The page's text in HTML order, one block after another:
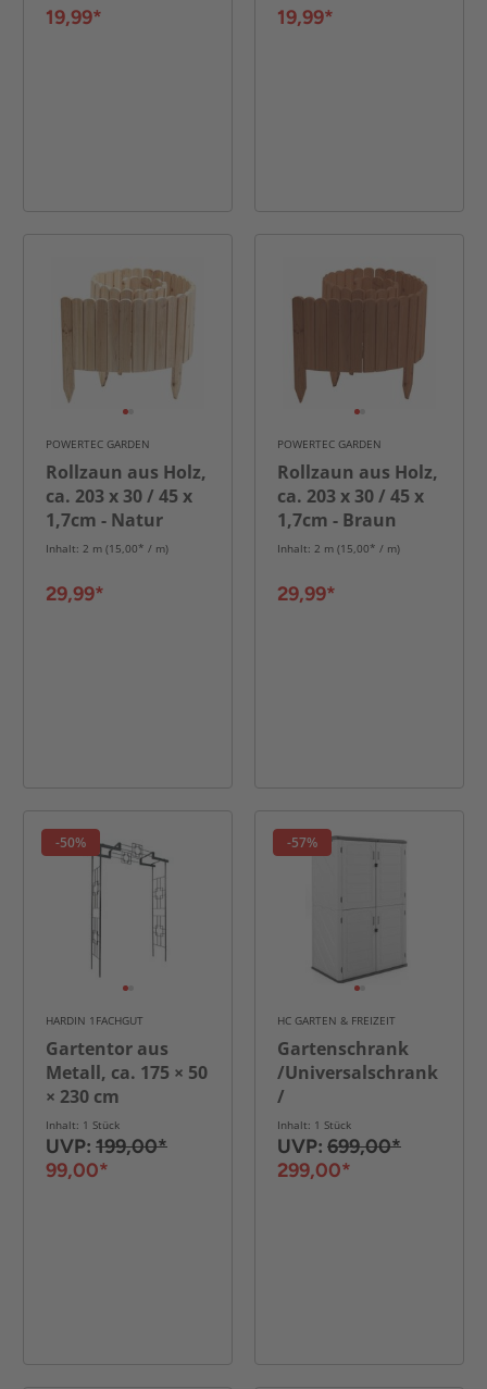
19,99* 19,99*
POWERTEC GARDEN
Rollzaun aus Holz,
ca. 203 x 30 / 45 x
1,7cm - Natur
Inhalt: 2 m (15,00* / m)
29,99*
POWERTEC GARDEN
Rollzaun aus Holz,
ca. 203 x 30 / 45 x
1,7cm - Braun
Inhalt: 2 m (15,00* / m)
29,99*
-50%
HARDIN 1FACHGUT
Gartentor aus
Metall, ca. 175 × 50
× 230 cm
Inhalt: 1 Stück
UVP: 199,00*
99,00*
-57%
HC GARTEN & FREIZEIT
Gartenschrank
/Universalschrank
/
Aufbewahrungsschrank
,ca.130 x 75 x 19
0cm - Weiß/Grau
Inhalt: 1 Stück
UVP: 699,00*
299,00*